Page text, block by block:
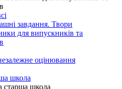
завдання. Твори
для випускників та
оцінювання
школа
старша школа